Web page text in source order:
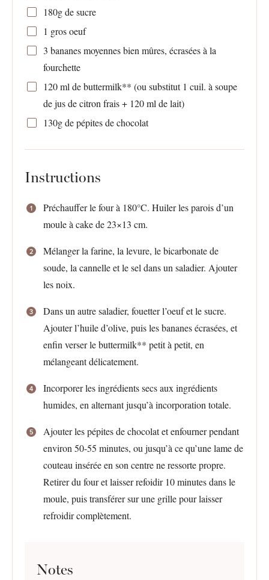
180gde sucre
1 gros oeuf
3 bananes moyennes bien mûres, écrasées à la
fourchette
120ml de buttermilk** (ou substitut 1 cuil. à soupe
de jus de citron frais + 120ml de lait)
130gde pépites de chocolat
Instructions
Préchauffer le four à 180°C. Huiler les parois d’un
moule à cake de 23×13 cm.
Mélanger la farine, la levure, le bicarbonate de
soude, la cannelle et le sel dans un saladier. Ajouter
les noix.
Dans un autre saladier, fouetter l’oeuf et le sucre.
Ajouter l’huile d’olive, puis les bananes écrasées, et
enfin verser le buttermilk** petit à petit, en
mélangeant délicatement.
Incorporer les ingrédients secs aux ingrédients
humides, en alternant jusqu’à incorporation totale.
Ajouter les pépites de chocolat et enfourner pendant
environ 50-55 minutes, ou jusqu’à ce qu’une lame de
couteau insérée en son centre ne ressorte propre.
Retirer du four et laisser refoidir 10 minutes dans le
moule, puis transférer sur une grille pour laisser
refroidir complètement.
Notes